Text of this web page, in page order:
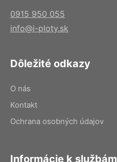
0915 950 055
info@i-ploty.sk
Dôležité odkazy
O nás
Kontakt
Ochrana osobných údajov
Informácie k službám